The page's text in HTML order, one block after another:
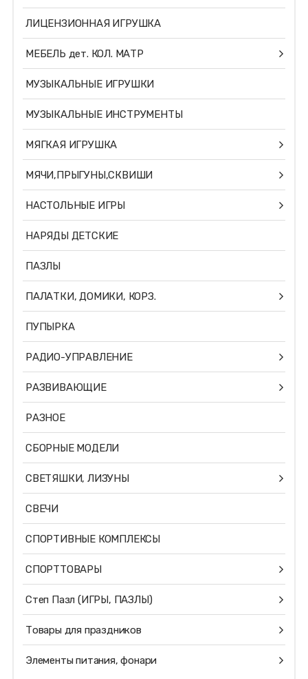
ЛИЦЕНЗИОННАЯ ИГРУШКА
МЕБЕЛЬ дет. КОЛ. МАТР
МУЗЫКАЛЬНЫЕ ИГРУШКИ
МУЗЫКАЛЬНЫЕ ИНСТРУМЕНТЫ
МЯГКАЯ ИГРУШКА
МЯЧИ,ПРЫГУНЫ,СКВИШИ
НАСТОЛЬНЫЕ ИГРЫ
НАРЯДЫ ДЕТСКИЕ
ПАЗЛЫ
ПАЛАТКИ, ДОМИКИ, КОРЗ.
ПУПЫРКА
РАДИО-УПРАВЛЕНИЕ
РАЗВИВАЮЩИЕ
РАЗНОЕ
СБОРНЫЕ МОДЕЛИ
СВЕТЯШКИ, ЛИЗУНЫ
СВЕЧИ
СПОРТИВНЫЕ КОМПЛЕКСЫ
СПОРТТОВАРЫ
Степ Пазл (ИГРЫ, ПАЗЛЫ)
Товары для праздников
Элементы питания, фонари